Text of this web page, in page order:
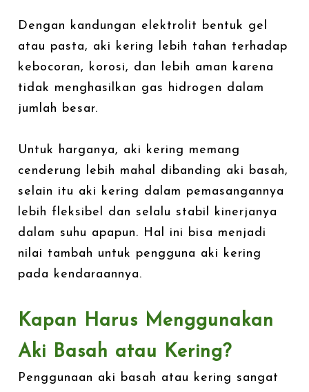
Dengan kandungan elektrolit bentuk gel
atau pasta, aki kering lebih tahan terhadap
kebocoran, korosi, dan lebih aman karena
tidak menghasilkan gas hidrogen dalam
jumlah besar.
Untuk harganya, aki kering memang
cenderung lebih mahal dibanding aki basah,
selain itu aki kering dalam pemasangannya
lebih fleksibel dan selalu stabil kinerjanya
dalam suhu apapun. Hal ini bisa menjadi
nilai tambah untuk pengguna aki kering
pada kendaraannya.
Kapan Harus Menggunakan
Aki Basah atau Kering?
Penggunaan aki basah atau kering sangat